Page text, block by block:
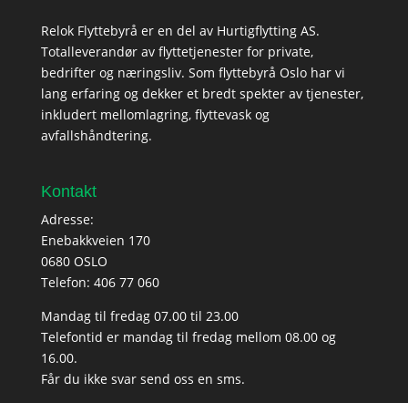
Relok Flyttebyrå er en del av Hurtigflytting AS.
Totalleverandør av flyttetjenester for private,
bedrifter og næringsliv. Som flyttebyrå Oslo har vi
lang erfaring og dekker et bredt spekter av tjenester,
inkludert mellomlagring, flyttevask og
avfallshåndtering.
Kontakt
Adresse:
Enebakkveien 170
0680 OSLO
Telefon: 406 77 060
Mandag til fredag 07.00 til 23.00
Telefontid er mandag til fredag mellom 08.00 og
16.00.
Får du ikke svar send oss en sms.